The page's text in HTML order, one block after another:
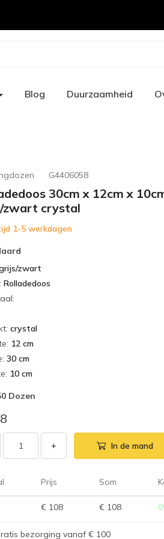
Blog Duurzaamheid
G4406058
30cm x 12cm x
zwart crystal
1-5 werkdagen
zwart
: Rolladedoos
:
: crystal
: 12 cm
: 30 cm
: 10 cm
Dozen
+ In de mand
Prijs Som
€ 108 € 108 0
bezorging vanaf € 100